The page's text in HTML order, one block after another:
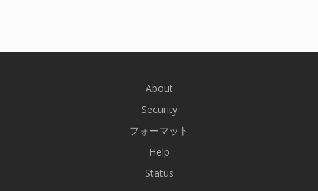
About
Security
フォーマット
Help
Status